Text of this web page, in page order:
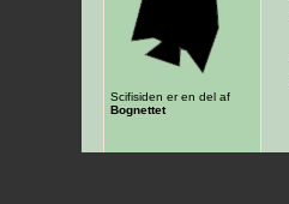
Scifisiden er en del af
Bognettet